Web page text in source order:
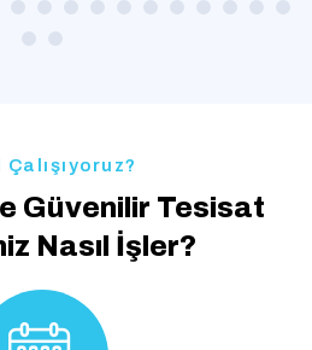
Çalışıyoruz?
Güvenilir Tesisat
Nasıl İşler?